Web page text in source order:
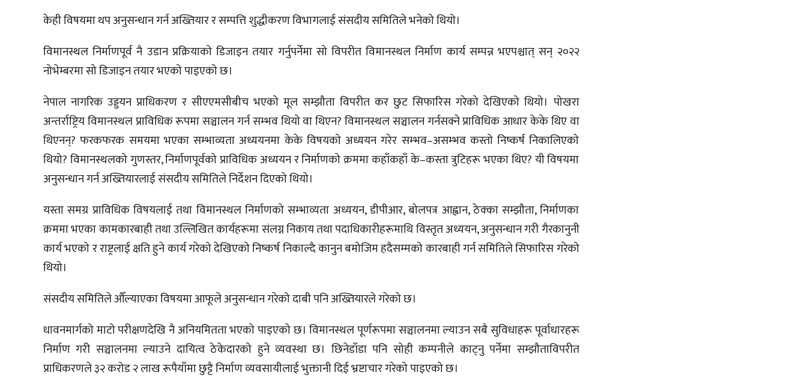
केही विषयमा थप अनुसन्धान गर्न अख्तियार र सम्पत्ति शुद्धीकरण विभागलाई संसदीय समितिले भनेको थियो।
विमानस्थल निर्माणपूर्व नै उडान प्रक्रियाको डिजाइन तयार गर्नुपर्नेमा सो विपरीत विमानस्थल निर्माण कार्य सम्पन्न भएपश्चात् सन् २०२२
नोभेम्बरमा सो डिजाइन तयार भएको पाइएको छ।
नेपाल नागरिक उड्डयन प्राधिकरण र सीएएमसीबीच भएको मूल सम्झौता विपरीत कर छुट सिफारिस गरेको देखिएको थियो। पोखरा
अन्तर्राष्ट्रिय विमानस्थल प्राविधिक रूपमा सञ्चालन गर्न सम्भव थियो वा थिएन? विमानस्थल सञ्चालन गर्नसक्ने प्राविधिक आधार केके थिए वा
थिएनन्? फरकफरक समयमा भएका सम्भाव्यता अध्ययनमा केके विषयको अध्ययन गरेर सम्भव–असम्भव कस्तो निष्कर्ष निकालिएको
थियो? विमानस्थलको गुणस्तर, निर्माणपूर्वको प्राविधिक अध्ययन र निर्माणको क्रममा कहाँकहाँ के–कस्ता त्रुटिहरू भएका थिए? यी विषयमा
अनुसन्धान गर्न अख्तियारलाई संसदीय समितिले निर्देशन दिएको थियो।
यस्ता समग्र प्राविधिक विषयलाई तथा विमानस्थल निर्माणको सम्भाव्यता अध्ययन, डीपीआर, बोलपत्र आह्वान, ठेक्का सम्झौता, निर्माणका
क्रममा भएका कामकारबाही तथा उल्लिखित कार्यहरूमा संलग्न निकाय तथा पदाधिकारीहरूमाथि विस्तृत अध्ययन, अनुसन्धान गरी गैरकानुनी
कार्य भएको र राष्ट्रलाई क्षति हुने कार्य गरेको देखिएको निष्कर्ष निकाल्दै कानुन बमोजिम हदैसम्मको कारबाही गर्न समितिले सिफारिस गरेको
थियो।
संसदीय समितिले औँल्याएका विषयमा आफूले अनुसन्धान गरेको दाबी पनि अख्तियारले गरेको छ।
धावनमार्गको माटो परीक्षणदेखि नै अनियमितता भएको पाइएको छ। विमानस्थल पूर्णरूपमा सञ्चालनमा ल्याउन सबै सुविधाहरू पूर्वाधारहरू
निर्माण गरी सञ्चालनमा ल्याउने दायित्व ठेकेदारको हुने व्यवस्था छ। छिनेडाँडा पनि सोही कम्पनीले काट्नु पर्नेमा सम्झौताविपरीत
प्राधिकरणले ३२ करोड २ लाख रूपैयाँमा छुट्टै निर्माण व्यवसायीलाई भुक्तानी दिई भ्रष्टाचार गरेको पाइएको छ।